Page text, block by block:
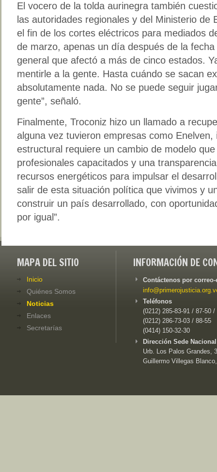
El vocero de la tolda aurinegra también
las autoridades regionales y del Ministerio de
el fin de los cortes eléctricos para mediados
de marzo, apenas un día después de la
general que afectó a más de cinco estados.
mentirle a la gente. Hasta cuándo se sacan
absolutamente nada. No se puede seguir
gente”, señaló.
Finalmente, Troconiz hizo un llamado a
alguna vez tuvieron empresas como
estructural requiere un cambio de modelo
profesionales capacitados y una
recursos energéticos para impulsar el
salir de esta situación política que vivimos y
construir un país desarrollado, con
por igual”.
MAPA DEL SITIO
Inicio
Quiénes Somos
Noticias
Enlaces
Secretarías
INFORMACIÓN DE
Contáctenos por
Teléfonos
(0212) 285-83-91 / 87-50 /
(0212) 286-73-03 / 88-55
(0414) 150-32-30
Dirección Sede
Urb. Los Palos Grandes,
Guillermo Villegas